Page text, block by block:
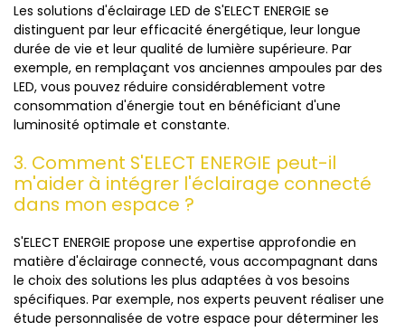
Les solutions d'éclairage LED de S'ELECT ENERGIE se
distinguent par leur efficacité énergétique, leur longue
durée de vie et leur qualité de lumière supérieure. Par
exemple, en remplaçant vos anciennes ampoules par des
LED, vous pouvez réduire considérablement votre
consommation d'énergie tout en bénéficiant d'une
luminosité optimale et constante.
3. Comment S'ELECT ENERGIE peut-il
m'aider à intégrer l'éclairage connecté
dans mon espace ?
S'ELECT ENERGIE propose une expertise approfondie en
matière d'éclairage connecté, vous accompagnant dans
le choix des solutions les plus adaptées à vos besoins
spécifiques. Par exemple, nos experts peuvent réaliser une
étude personnalisée de votre espace pour déterminer les